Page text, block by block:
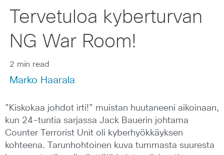
Tervetuloa kyberturvan
NG War Room!
2 min read
Marko Haarala
”Kiskokaa johdot irti!” muistan huutaneeni aikoinaan,
kun 24-tuntia sarjassa Jack Bauerin johtama
Counter Terrorist Unit oli kyberhyökkäyksen
kohteena. Tarunhohtoinen kuva tummasta suuresta